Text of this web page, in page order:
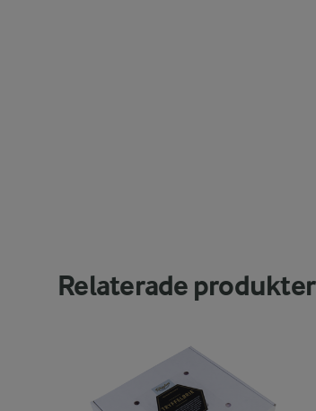
Relaterade produkter